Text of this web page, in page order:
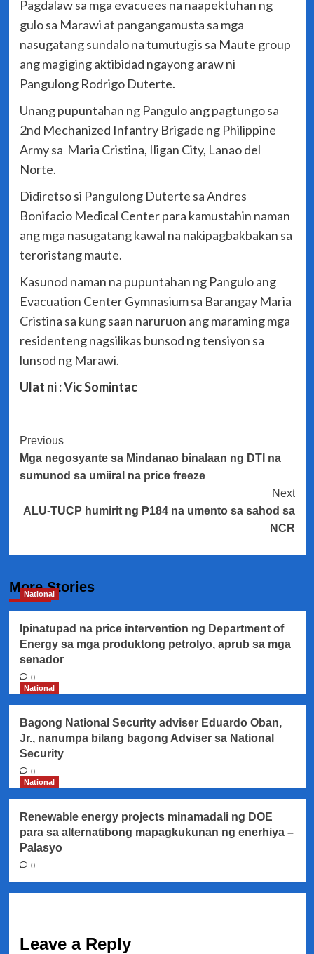
Pagdalaw sa mga evacuees na naapektuhan ng
gulo sa Marawi at pangangamusta sa mga
nasugatang sundalo na tumutugis sa Maute group
ang magiging aktibidad ngayong araw ni
Pangulong Rodrigo Duterte.
Unang pupuntahan ng Pangulo ang pagtungo sa
2nd Mechanized Infantry Brigade ng Philippine
Army sa Maria Cristina, Iligan City, Lanao del
Norte.
Didiretso si Pangulong Duterte sa Andres
Bonifacio Medical Center para kamustahin naman
ang mga nasugatang kawal na nakipagbakbakan sa
teroristang maute.
Kasunod naman na pupuntahan ng Pangulo ang
Evacuation Center Gymnasium sa Barangay Maria
Cristina sa kung saan naruruon ang maraming mga
residenteng nagsilikas bunsod ng tensiyon sa
lunsod ng Marawi.
Ulat ni : Vic Somintac
Post
Navigation
Previous
Mga negosyante sa Mindanao binalaan ng DTI na
sumunod sa umiiral na price freeze
Next
ALU-TUCP humirit ng ₱184 na umento sa sahod sa
NCR
More Stories
National
Ipinatupad na price intervention ng Department of
Energy sa mga produktong petrolyo, aprub sa mga
senador
0
National
Bagong National Security adviser Eduardo Oban,
Jr., nanumpa bilang bagong Adviser sa National
Security
0
National
Renewable energy projects minamadali ng DOE
para sa alternatibong mapagkukunan ng enerhiya –
Palasyo
0
Leave a Reply